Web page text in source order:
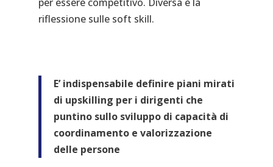
riflessione sulle soft skill.
E’ indispensabile definire piani mirati
di upskilling per i dirigenti che
puntino sullo sviluppo di capacità di
coordinamento e valorizzazione
delle persone